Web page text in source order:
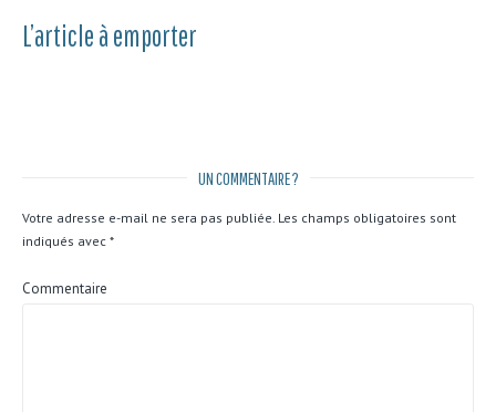
L’article à emporter
UN COMMENTAIRE ?
Votre adresse e-mail ne sera pas publiée. Les champs obligatoires sont
indiqués avec *
Commentaire